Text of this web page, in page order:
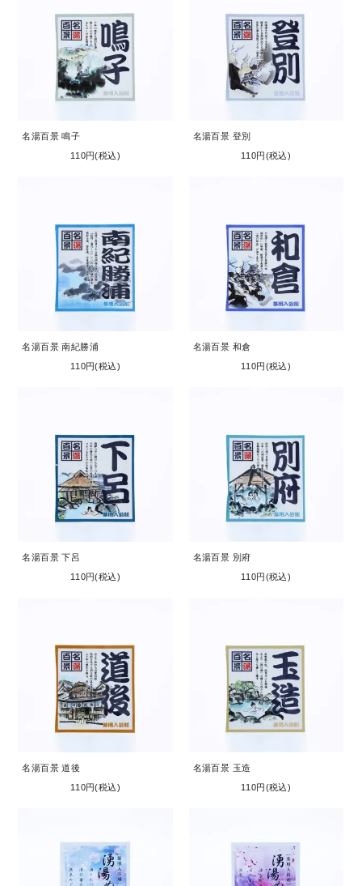
名湯百景 鳴子
110円(税込)
名湯百景 登別
110円(税込)
名湯百景 南紀勝浦
110円(税込)
名湯百景 和倉
110円(税込)
名湯百景 下呂
110円(税込)
名湯百景 別府
110円(税込)
名湯百景 道後
110円(税込)
名湯百景 玉造
110円(税込)